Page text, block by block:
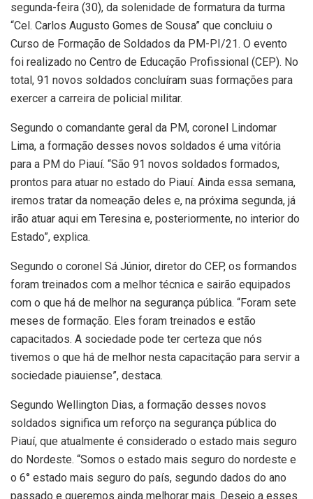
segunda-feira (30), da solenidade de formatura da turma
“Cel. Carlos Augusto Gomes de Sousa” que concluiu o
Curso de Formação de Soldados da PM-PI/21. O evento
foi realizado no Centro de Educação Profissional (CEP). No
total, 91 novos soldados concluíram suas formações para
exercer a carreira de policial militar.
Segundo o comandante geral da PM, coronel Lindomar
Lima, a formação desses novos soldados é uma vitória
para a PM do Piauí. “São 91 novos soldados formados,
prontos para atuar no estado do Piauí. Ainda essa semana,
iremos tratar da nomeação deles e, na próxima segunda, já
irão atuar aqui em Teresina e, posteriormente, no interior do
Estado”, explica.
Segundo o coronel Sá Júnior, diretor do CEP, os formandos
foram treinados com a melhor técnica e sairão equipados
com o que há de melhor na segurança pública. “Foram sete
meses de formação. Eles foram treinados e estão
capacitados. A sociedade pode ter certeza que nós
tivemos o que há de melhor nesta capacitação para servir a
sociedade piauiense”, destaca.
Segundo Wellington Dias, a formação desses novos
soldados significa um reforço na segurança pública do
Piauí, que atualmente é considerado o estado mais seguro
do Nordeste. “Somos o estado mais seguro do nordeste e
o 6° estado mais seguro do país, segundo dados do ano
passado e queremos ainda melhorar mais. Desejo a esses